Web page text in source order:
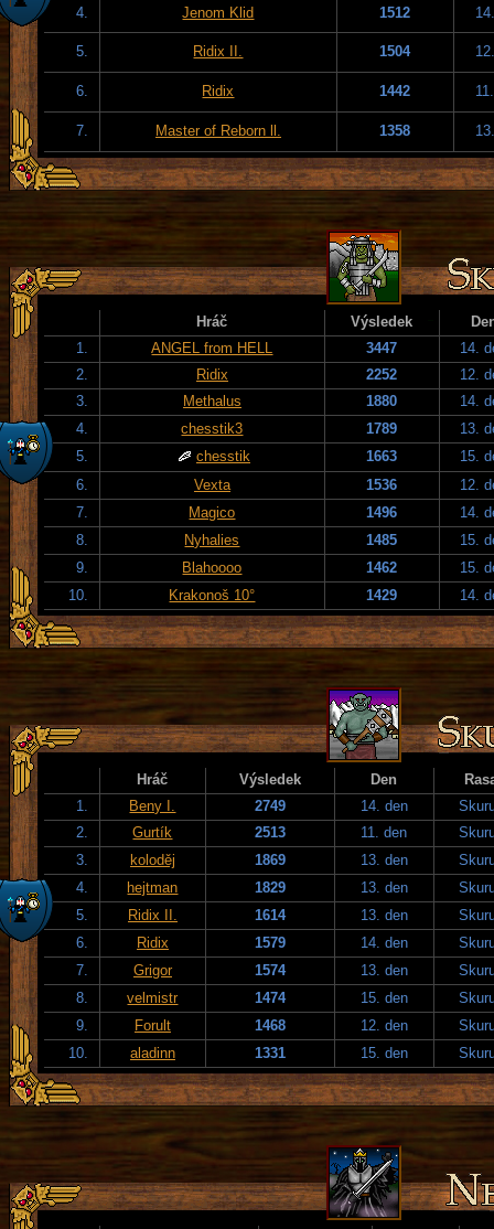
4. Jenom Klid 1512
5. Ridix II. 1504
6. Ridix 1442
7. Master of Reborn ll. 1358
Hráč Výsledek
1.
ANGEL from HELL 3447
14.
2.
Ridix 2252
12.
3.
Methalus 1880
14.
4.
chesstik3 1789
13.
5.
chesstik 1663
15.
6.
Vexta 1536
12.
7.
Magico 1496
14.
8.
Nyhalies 1485
15.
9.
Blahoooo 1462
15.
10.
Krakonoš 10° 1429 14.
Hráč Výsledek Den
1.
Beny I. 2749 14. den
2.
Gurtík 2513 11. den
3.
koloděj 1869 13. den
4.
hejtman 1829 13. den
5.
Ridix II. 1614 13. den
6.
Ridix 1579 14. den
7.
Grigor 1574 13. den
8.
velmistr 1474 15. den
9.
Forult 1468 12. den
10.
aladinn 1331 15. den